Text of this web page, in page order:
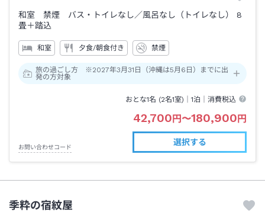
和室 禁煙 バス・トイレなし／風呂なし（トイレなし） 8
畳＋踏込
和室 夕食/朝食付き 禁煙
旅の過ごし方 ※2027年3月31日（沖縄は5月6日）までに出
発の方対象
おとな1名 (2名1室)｜1泊 ｜消費税込
42,700円〜180,900円
お問い合わせコード
選択する
季粋の宿紋屋